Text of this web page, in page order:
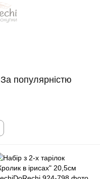
За популярністю